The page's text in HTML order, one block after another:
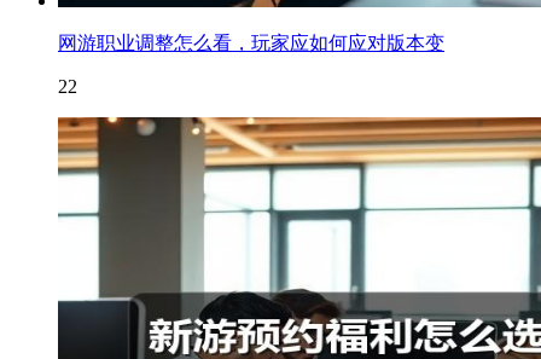
网游职业调整怎么看，玩家应如何应对版本变
22